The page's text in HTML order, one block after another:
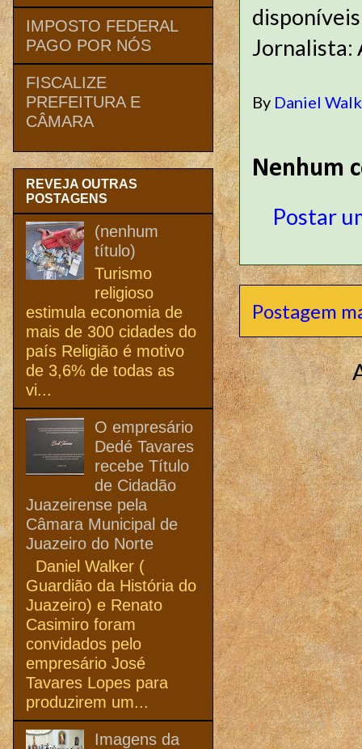
Jornalista:
By Daniel
Nenhum
Postar
Postagem
IMPOSTO FEDERAL
PAGO POR NÓS
FISCALIZE
PREFEITURA E
CÂMARA
REVEJA OUTRAS
POSTAGENS
(nenhum
título)
Turismo
religioso
estimula economia de
mais de 300 cidades do
país Religião é motivo
de 3,6% de todas as
vi...
O empresário
Dedé Tavares
recebe Título
de Cidadão
Juazeirense pela
Câmara Municipal de
Juazeiro do Norte
Daniel Walker (
Guardião da História do
Juazeiro) e Renato
Casimiro foram
convidados pelo
empresário José
Tavares Lopes para
produzirem um...
Imagens da